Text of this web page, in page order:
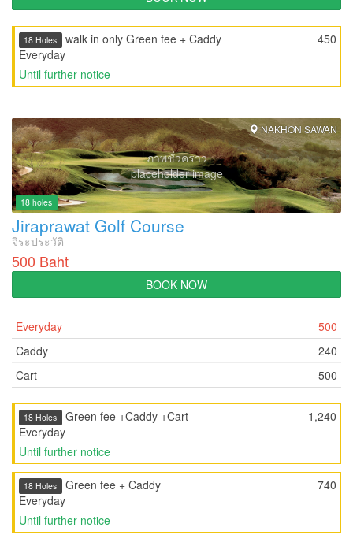
450
18 Holes walk in only Green fee + Caddy
Everyday
Until further notice
ภาพชั่วคราว
placeholder image
NAKHON SAWAN
18 holes
Jiraprawat Golf Course
จิระประวัติ
500 Baht
BOOK NOW
Everyday
500
Caddy
240
Cart
500
1,240
18 Holes Green fee +Caddy +Cart
Everyday
Until further notice
740
18 Holes Green fee + Caddy
Everyday
Until further notice